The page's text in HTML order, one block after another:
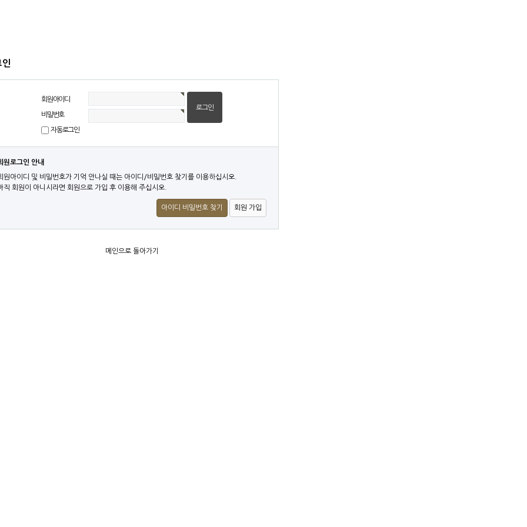
인
회원아이디
비밀번호
자동로그인
원로그인 안내
원아이디 및 비밀번호가 기억 안나실 때는 아이디/비밀번호 찾기를 이용하십시오.
직 회원이 아니시라면 회원으로 가입 후 이용해 주십시오.
아이디 비밀번호 찾기 회원 가입
메인으로 돌아가기